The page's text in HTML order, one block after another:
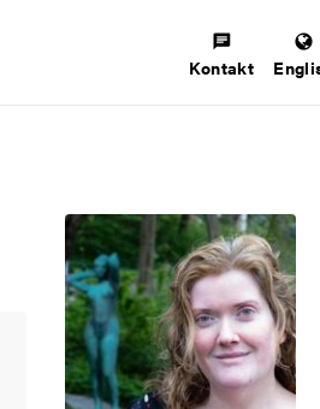
Kontakt